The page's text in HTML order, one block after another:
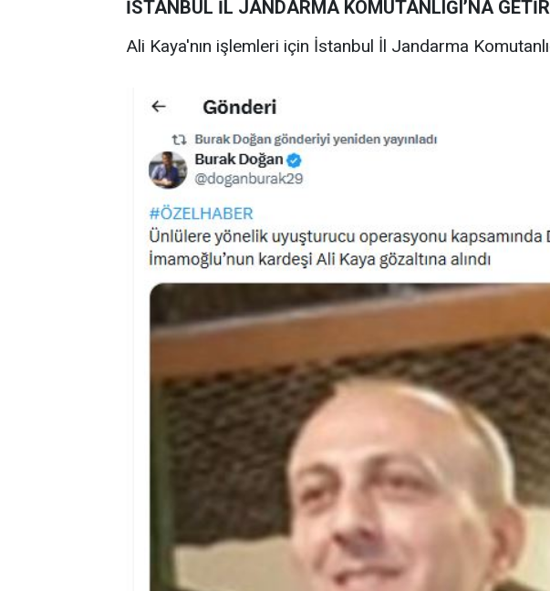
İSTANBUL İL JANDARMA KOMUTANLIĞI’NA
Ali Kaya'nın işlemleri için İstanbul İl Jandarma